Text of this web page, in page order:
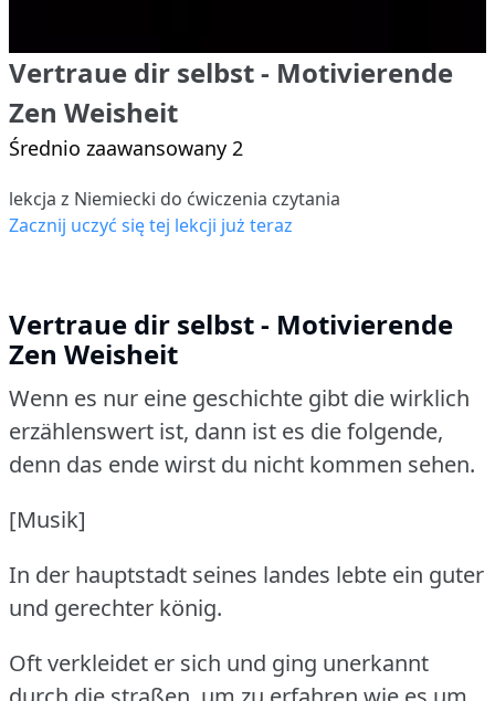
Vertraue dir selbst - Motivierende
Zen Weisheit
Średnio zaawansowany 2
lekcja z Niemiecki do ćwiczenia czytania
Zacznij uczyć się tej lekcji już teraz
Vertraue dir selbst - Motivierende
Zen Weisheit
Wenn es nur eine geschichte gibt die wirklich
erzählenswert ist, dann ist es die folgende,
denn das ende wirst du nicht kommen sehen.
[Musik]
In der hauptstadt seines landes lebte ein guter
und gerechter könig.
Oft verkleidet er sich und ging unerkannt